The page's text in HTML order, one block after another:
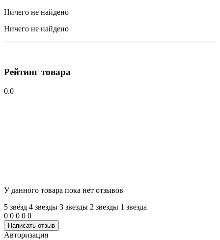
Ничего не найдено
Ничего не найдено
Рейтинг товара
0.0
У данного товара пока нет отзывов
5 звёзд 4 звeзды 3 звeзды 2 звeзды 1 звeзда
0 0 0 0 0
Написать отзыв
Авторизация